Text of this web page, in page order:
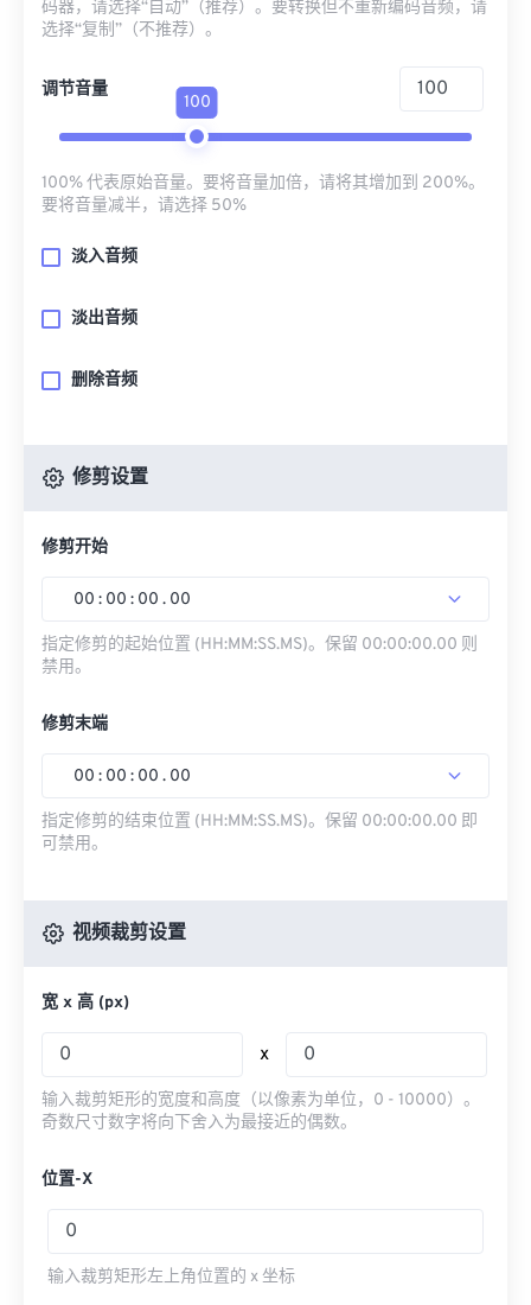
码器，请选择“自动”（推荐）。要转换但不重新编码音频，请
选择“复制”（不推荐）。
调节音量
100
100% 代表原始音量。要将音量加倍，请将其增加到 200%。
要将音量减半，请选择 50%
淡入音频
淡出音频
删除音频
修剪设置
修剪开始
00 : 00 : 00 . 00
指定修剪的起始位置 (HH:MM:SS.MS)。保留 00:00:00.00 则
禁用。
修剪末端
00 : 00 : 00 . 00
指定修剪的结束位置 (HH:MM:SS.MS)。保留 00:00:00.00 即
可禁用。
视频裁剪设置
宽 x 高 (px)
x
输入裁剪矩形的宽度和高度（以像素为单位，0 - 10000）。
奇数尺寸数字将向下舍入为最接近的偶数。
位置-X
输入裁剪矩形左上角位置的 x 坐标